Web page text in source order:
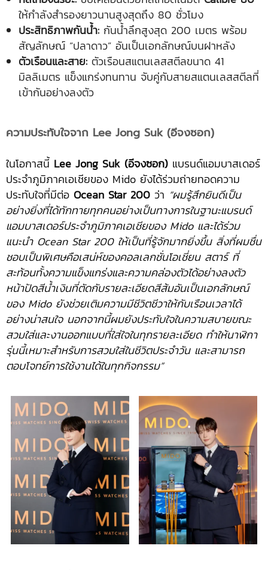
ให้กำลังสำรองยาวนานสูงสุดถึง 80 ชั่วโมง
ประสิทธิภาพกันน้ำ: กันน้ำลึกสูงสุด 200 เมตร พร้อม
สัญลักษณ์ “ปลาดาว” อันเป็นเอกลักษณ์บนฝาหลัง
ตัวเรือนและสาย: ตัวเรือนสแตนเลสสตีลขนาด 41
มิลลิเมตร แข็งแกร่งทนทาน จับคู่กับสายสแตนเลสสตีลที่
เข้ากันอย่างลงตัว
ความประทับใจจาก Lee Jong Suk (อีจงซอก)
ในโอกาสนี้ Lee Jong Suk (อีจงซอก) แบรนด์แอมบาสเดอร์
ประจำภูมิภาคเอเชียของ Mido ยังได้ร่วมถ่ายทอดความ
ประทับใจที่มีต่อ Ocean Star 200 ว่า “ผมรู้สึกยินดีเป็น
อย่างยิ่งที่ได้ทักทายทุกคนอย่างเป็นทางการในฐานะแบรนด์
แอมบาสเดอร์ประจำภูมิภาคเอเชียของ Mido และได้ร่วม
แนะนำ Ocean Star 200 ให้เป็นที่รู้จักมากยิ่งขึ้น สิ่งที่ผมชื่น
ชอบเป็นพิเศษคือเสน่ห์ของคอลเลกชั่นโอเชี่ยน สตาร์ ที่
สะท้อนทั้งความแข็งแกร่งและความคล่องตัวได้อย่างลงตัว
หน้าปัดสีน้ำเงินที่ตัดกับรายละเอียดสีส้มอันเป็นเอกลักษณ์
ของ Mido ยังช่วยเติมความมีชีวิตชีวาให้กับเรือนเวลาได้
อย่างน่าสนใจ นอกจากนี้ผมยังประทับใจในความสบายขณะ
สวมใส่และงานออกแบบที่ใส่ใจในทุกรายละเอียด ทำให้นาฬิกา
รุ่นนี้เหมาะสำหรับการสวมใส่ในชีวิตประจำวัน และสามารถ
ตอบโจทย์การใช้งานได้ในทุกกิจกรรม”